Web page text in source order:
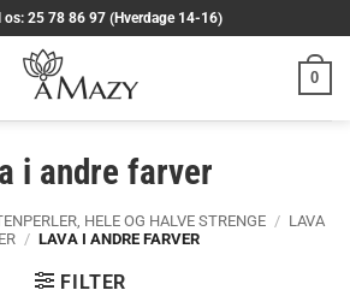
25 78 86 97 (Hverdage 14-16)
0
i andre farver
HELE OG HALVE STRENGE / LAVA
/ LAVA I ANDRE FARVER
FILTER